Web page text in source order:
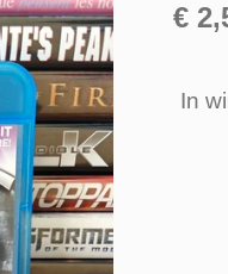
€
In